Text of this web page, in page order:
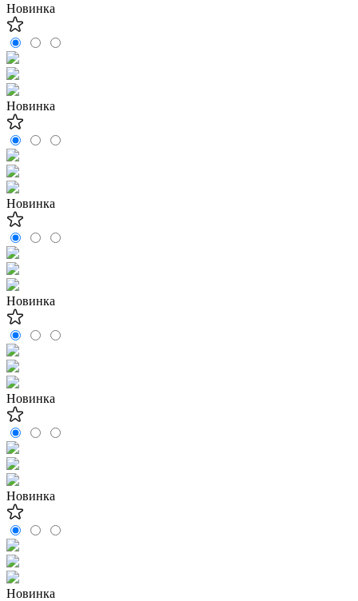
Новинка
Новинка
Новинка
Новинка
Новинка
Новинка
Новинка